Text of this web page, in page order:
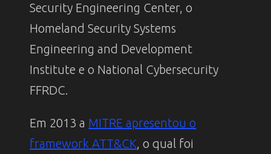
Security Engineering Center, o
Homeland Security Systems
Engineering and Development
Institute e o National Cybersecurity
FFRDC.
Em 2013 a MITRE apresentou o
framework ATT&CK, o qual foi